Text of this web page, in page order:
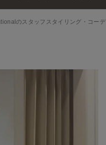
のスタッフスタイリング・コーデ